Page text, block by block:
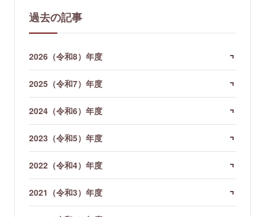
過去の記事
2026（令和8）年度
2025（令和7）年度
2024（令和6）年度
2023（令和5）年度
2022（令和4）年度
2021（令和3）年度